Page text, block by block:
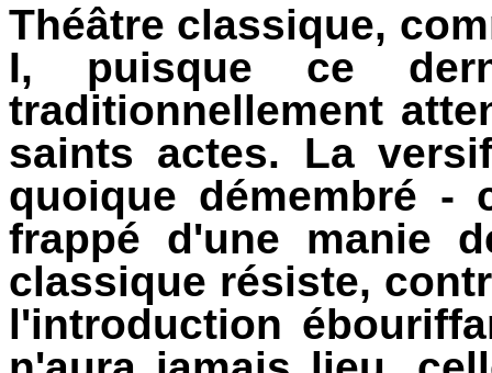
Théâtre classique,
I, puisque ce
traditionnellement
saints actes. La
quoique démembré -
frappé d'une manie
classique résiste,
l'introduction